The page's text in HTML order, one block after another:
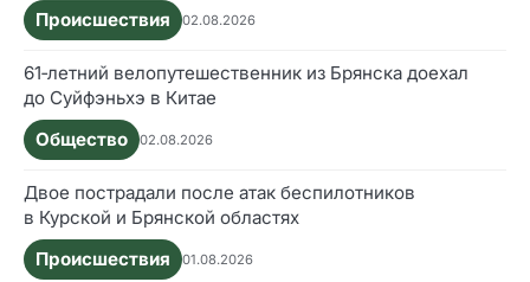
Происшествия
02.08.2026
61‑летний велопутешественник из Брянска доехал
до Суйфэньхэ в Китае
Общество
02.08.2026
Двое пострадали после атак беспилотников
в Курской и Брянской областях
Происшествия
01.08.2026